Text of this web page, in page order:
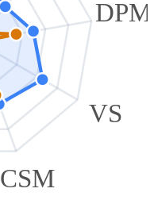
DPM
VS
CSM